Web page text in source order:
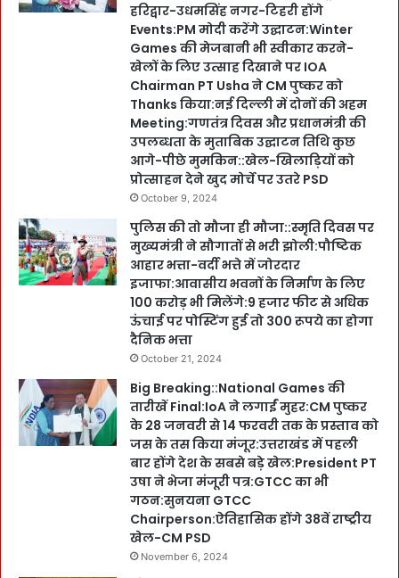
हरिद्वार-उधमसिंह नगर-टिहरी होंगे
Events:PM मोदी करेंगे उद्घाटन:Winter
Games की मेजबानी भी स्वीकार करने-
खेलों के लिए उत्साह दिखाने पर IOA
Chairman PT Usha ने CM पुष्कर को
Thanks किया:नई दिल्ली में दोनों की अहम
Meeting:गणतंत्र दिवस और प्रधानमंत्री की
उपलब्धता के मुताबिक उद्घाटन तिथि कुछ
आगे-पीछे मुमकिन::खेल-खिलाड़ियों को
प्रोत्साहन देने खुद मोर्चे पर उतरे PSD
October 9, 2024
पुलिस की तो मौजा ही मौजा::स्मृति दिवस पर
मुख्यमंत्री ने सौगातों से भरी झोली:पौष्टिक
आहार भत्ता-वर्दी भत्ते में जोरदार
इजाफा:आवासीय भवनों के निर्माण के लिए
100 करोड़ भी मिलेंगे:9 हजार फीट से अधिक
ऊंचाई पर पोस्टिंग हुई तो 300 रूपये का होगा
दैनिक भत्ता
October 21, 2024
Big Breaking::National Games की
तारीखें Final:IoA ने लगाईं मुहर:CM पुष्कर
के 28 जनवरी से 14 फरवरी तक के प्रस्ताव को
जस के तस किया मंजूर:उत्तराखंड में पहली
बार होंगे देश के सबसे बड़े खेल:President PT
उषा ने भेजा मंजूरी पत्र:GTCC का भी
गठन:सुनयना GTCC
Chairperson:ऐतिहासिक होंगे 38वें राष्ट्रीय
खेल-CM PSD
November 6, 2024